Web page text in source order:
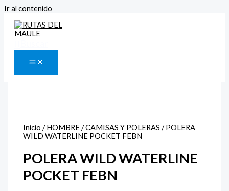
Ir al contenido
Inicio /HOMBRE/CAMISAS Y POLERAS / POLERA
WILD WATERLINE POCKET FEBN
POLERA WILD WATERLINE
POCKET FEBN